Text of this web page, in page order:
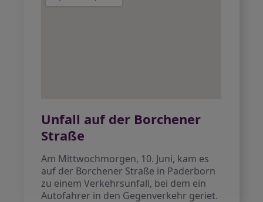
Unfall auf der Borchener
Straße
Am Mittwochmorgen, 10. Juni, kam es
auf der Borchener Straße in Paderborn
zu einem Verkehrsunfall, bei dem ein
Autofahrer in den Gegenverkehr geriet.